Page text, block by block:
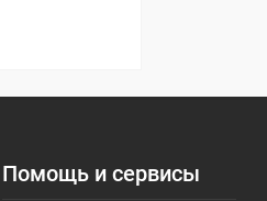
Помощь и сервисы